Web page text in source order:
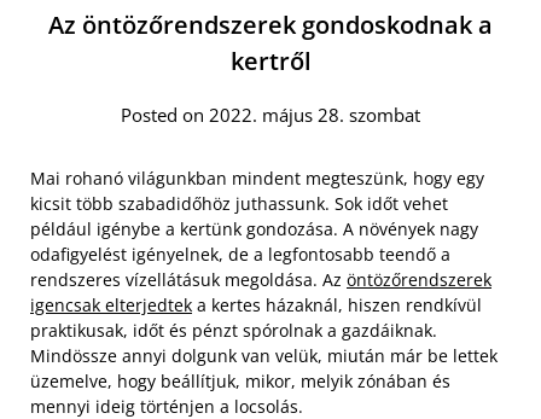
Az öntözőrendszerek gondoskodnak a
kertről
Posted on 2022. május 28. szombat
Mai rohanó világunkban mindent megteszünk, hogy egy
kicsit több szabadidőhöz juthassunk. Sok időt vehet
például igénybe a kertünk gondozása. A növények nagy
odafigyelést igényelnek, de a legfontosabb teendő a
rendszeres vízellátásuk megoldása. Az öntözőrendszerek
igencsak elterjedtek a kertes házaknál, hiszen rendkívül
praktikusak, időt és pénzt spórolnak a gazdáiknak.
Mindössze annyi dolgunk van velük, miután már be lettek
üzemelve, hogy beállítjuk, mikor, melyik zónában és
mennyi ideig történjen a locsolás.